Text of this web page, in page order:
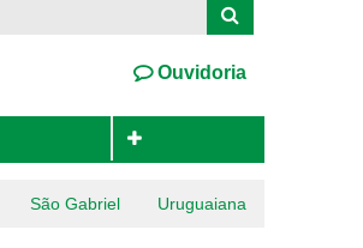
Ouvidoria
São Gabriel Uruguaiana